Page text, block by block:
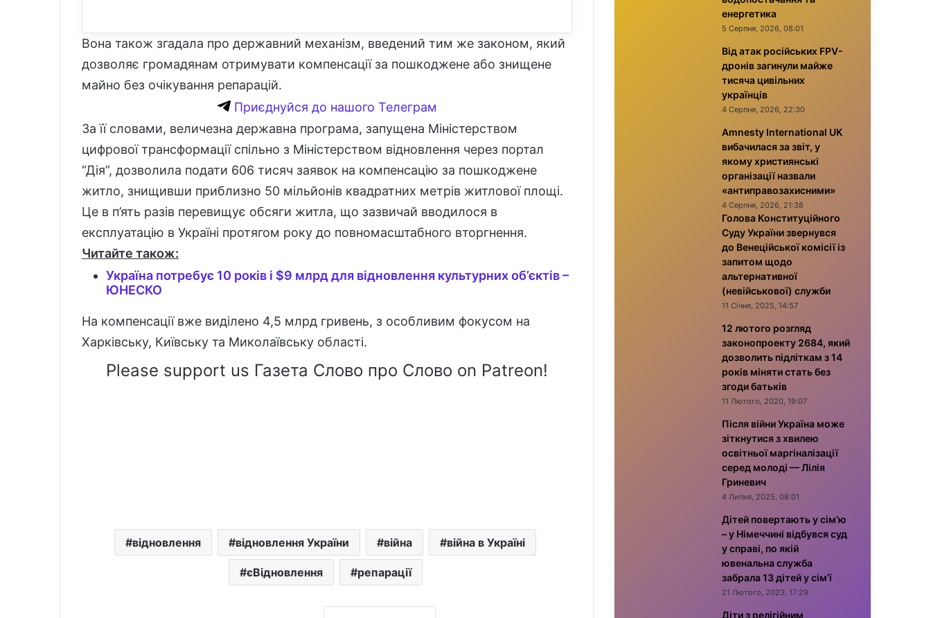
Вона також згадала про державний механізм, введений тим же законом, який
дозволяє громадянам отримувати компенсації за пошкоджене або знищене
майно без очікування репарацій.
Приєднуйся до нашого Телеграм
За її словами, величезна державна програма, запущена Міністерством
цифрової трансформації спільно з Міністерством відновлення через портал
“Дія”, дозволила подати 606 тисяч заявок на компенсацію за пошкоджене
житло, знищивши приблизно 50 мільйонів квадратних метрів житлової площі.
Це в п’ять разів перевищує обсяги житла, що зазвичай вводилося в
експлуатацію в Україні протягом року до повномасштабного вторгнення.
Читайте також:
Україна потребує 10 років і $9 млрд для відновлення культурних об’єктів –
ЮНЕСКО
На компенсації вже виділено 4,5 млрд гривень, з особливим фокусом на
Харківську, Київську та Миколаївську області.
Please support us Газета Слово про Слово on Patreon!
відновлення відновлення України війна війна в Україні
єВідновлення репарації
енергетика
5 Серпня, 2026, 08:01
Від атак російських FPV-
дронів загинули майже
тисяча цивільних
українців
4 Серпня, 2026, 22:30
Amnesty International UK
вибачилася за звіт, у
якому християнські
організації назвали
«антиправозахисними»
4 Серпня, 2026, 21:38
Голова Конституційного
Суду України звернувся
до Венеційської комісії із
запитом щодо
альтернативної
(невійськової) служби
11 Січня, 2025, 14:57
12 лютого розгляд
законопроекту 2684, який
дозволить підліткам з 14
років міняти стать без
згоди батьків
11 Лютого, 2020, 19:07
Після війни Україна може
зіткнутися з хвилею
освітньої маргіналізації
серед молоді — Лілія
Гриневич
4 Липня, 2025, 08:01
Дітей повертають у сім’ю
– у Німеччині відбувся суд
у справі, по якій
ювенальна служба
забрала 13 дітей у сім’ї
21 Лютого, 2023, 17:29
Діти з релігійним